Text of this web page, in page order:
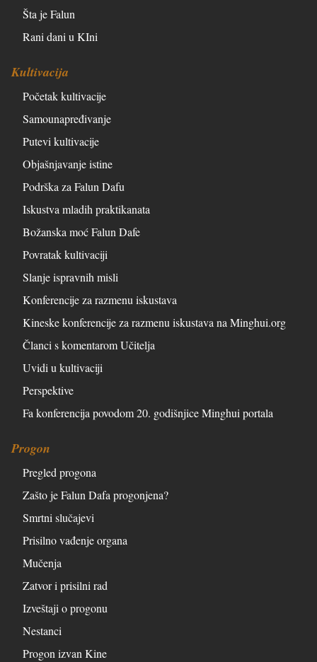
Šta je Falun
Rani dani u KIni
Kultivacija
Početak kultivacije
Samounapređivanje
Putevi kultivacije
Objašnjavanje istine
Podrška za Falun Dafu
Iskustva mladih praktikanata
Božanska moć Falun Dafe
Povratak kultivaciji
Slanje ispravnih misli
Konferencije za razmenu iskustava
Kineske konferencije za razmenu iskustava na Minghui.org
Članci s komentarom Učitelja
Uvidi u kultivaciji
Perspektive
Fa konferencija povodom 20. godišnjice Minghui portala
Progon
Pregled progona
Zašto je Falun Dafa progonjena?
Smrtni slučajevi
Prisilno vađenje organa
Mučenja
Zatvor i prisilni rad
Izveštaji o progonu
Nestanci
Progon izvan Kine